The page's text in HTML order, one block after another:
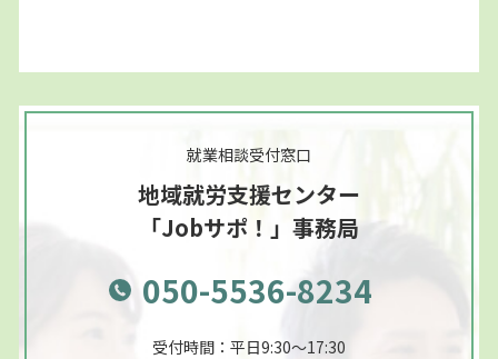
就業相談受付窓口
地域就労支援センター
「Jobサポ！」事務局
050-5536-8234
受付時間：平日9:30～17:30